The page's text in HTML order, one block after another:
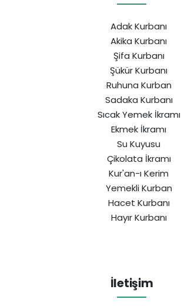
Adak Kurbanı
Akika Kurbanı
Şifa Kurbanı
Şükür Kurbanı
Ruhuna Kurban
Sadaka Kurbanı
Sıcak Yemek İkramı
Ekmek İkramı
Su Kuyusu
Çikolata İkramı
Kur'an-ı Kerim
Yemekli Kurban
Hacet Kurbanı
Hayır Kurbanı
İletişim